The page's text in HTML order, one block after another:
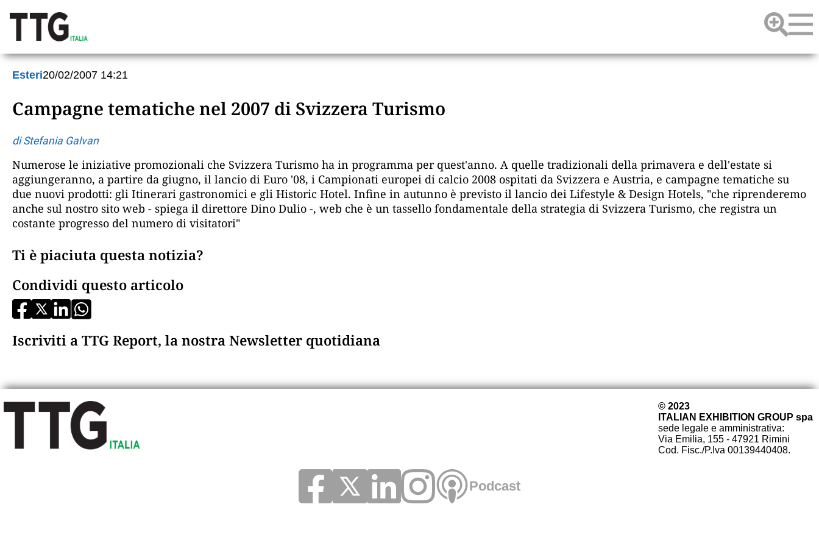
Esteri20/02/2007 14:21
Campagne tematiche nel 2007 di Svizzera Turismo
di Stefania Galvan
Numerose le iniziative promozionali che Svizzera Turismo ha in programma per quest'anno. A quelle tradizionali della primavera e dell'estate si
aggiungeranno, a partire da giugno, il lancio di Euro '08, i Campionati europei di calcio 2008 ospitati da Svizzera e Austria, e campagne tematiche su
due nuovi prodotti: gli Itinerari gastronomici e gli Historic Hotel. Infine in autunno è previsto il lancio dei Lifestyle & Design Hotels, "che riprenderemo
anche sul nostro sito web - spiega il direttore Dino Dulio -, web che è un tassello fondamentale della strategia di Svizzera Turismo, che registra un
costante progresso del numero di visitatori"
Ti è piaciuta questa notizia?
Condividi questo articolo
Iscriviti a TTG Report, la nostra Newsletter quotidiana
© 2023
ITALIAN EXHIBITION GROUP spa
sede legale e amministrativa:
Via Emilia, 155 - 47921 Rimini
Cod. Fisc./P.Iva 00139440408.
Podcast